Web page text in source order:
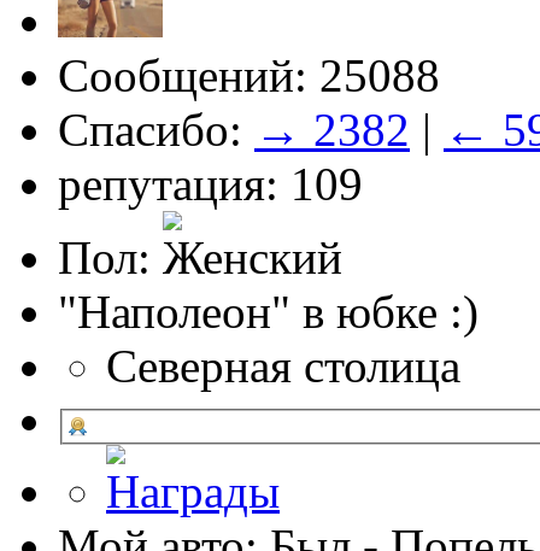
Сообщений: 25088
Спасибо: → 2382 | ←
репутация: 109
Пол:
"Наполеон" в юбке :)
Северная столица